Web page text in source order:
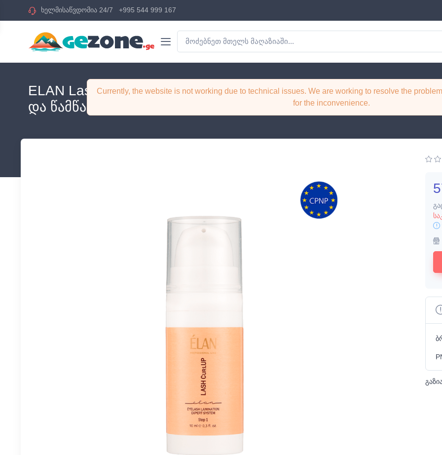
Currently, the website is not working due to technical issues. We are working to resolve the
for the inconvenience.
ხელმისაწვდომია 24/7 +995 544 999 167
სილამაზის
ELAN Lash CurlUp Step 1 კომპოზიცია წარბების
და წამწამების ლამინირებისთვის